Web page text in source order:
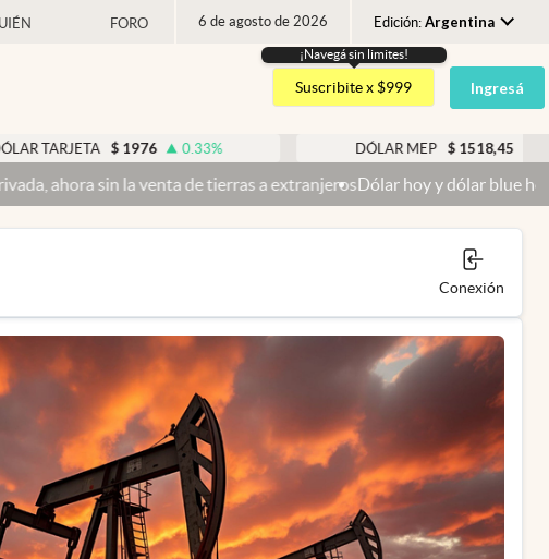
FORO 6 de agosto de 2026 Edición: Argentina
Argentina
España
USA
Colombia
Uruguay
¡Navegá sin limites!
Suscribite x $999 Ingresá
$1976 0.33% DÓLAR MEP $1518,45 -0.05%
la venta de tierras a extranjerosDólar hoy y dólar blue hoy: cuál es la
Conexión